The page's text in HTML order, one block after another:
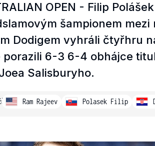
OPEN - Filip
šampionem
Dodigem vyhráli čtyřhru
6-3 6-4 obhájce
Salisburyho.
Ram Rajeev Polasek Filip